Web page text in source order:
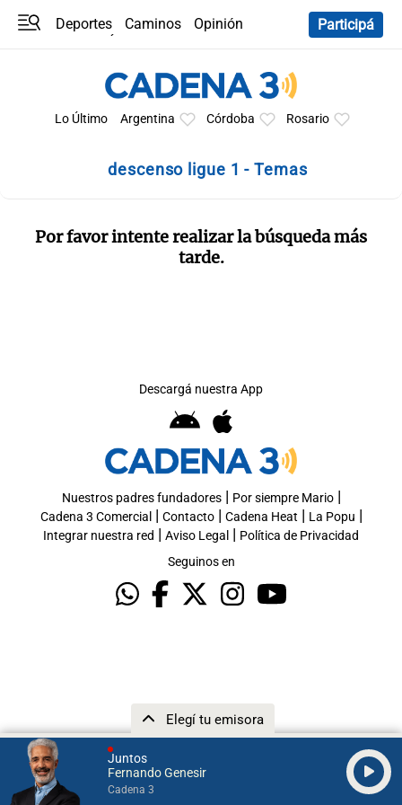
Juntos
Fernando Genesir
Cadena 3
Elegí tu emisora
Deportes Caminos
Opinión
Participá
Lo Último Argentina Córdoba Rosario
descenso ligue 1 - Temas
Por favor intente realizar la búsqueda más
tarde.
Descargá nuestra App
Nuestros padres fundadores| Por siempre Mario|
Cadena 3 Comercial | Contacto| Cadena Heat | La Popu |
Integrar nuestra red | Aviso Legal | Política de Privacidad
Seguinos en